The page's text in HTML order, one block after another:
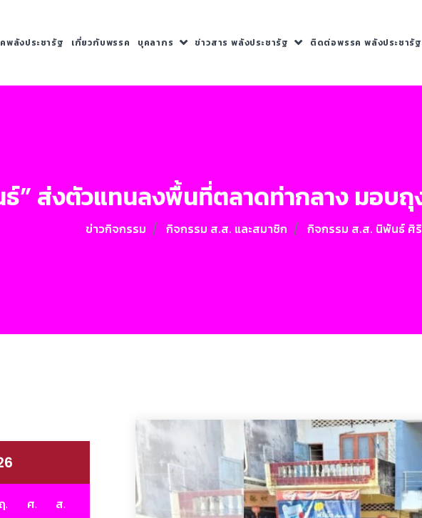
พลังประชารัฐ เกี่ยวกับพรรค บุคลากร ข่าวสาร พลังประชารัฐ ติดต่อพรรค พลังประชารัฐ
” ส่งตัวแทนลงพื้นที่ตลาดท่ากลาง มอบถุ
ข่าวกิจกรรม กิจกรรม ส.ส. และสมาชิก กิจกรรม ส.ส. นิพันธ์ ศิ
. ศ. ส.